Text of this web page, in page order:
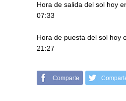
Hora de salida del sol hoy
07:33
Hora de puesta del sol hoy
21:27
Comparte